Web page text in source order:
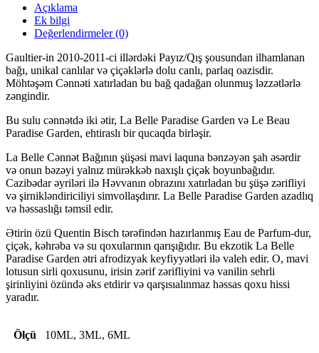
Açıklama
Ek bilgi
Değerlendirmeler (0)
Gaultier-in 2010-2011-ci illərdəki Payız/Qış şousundan ilhamlanan
bağı, unikal canlılar və çiçəklərlə dolu canlı, parlaq oazisdir.
Möhtəşəm Cənnəti xatırladan bu bağ qadağan olunmuş ləzzətlərlə
zəngindir.
Bu sulu cənnətdə iki ətir, La Belle Paradise Garden və Le Beau
Paradise Garden, ehtiraslı bir qucaqda birləşir.
La Belle Cənnət Bağının şüşəsi mavi laquna bənzəyən şah əsərdir
və onun bəzəyi yalnız mürəkkəb naxışlı çiçək boyunbağıdır.
Cazibədar əyriləri ilə Həvvanın obrazını xatırladan bu şüşə zərifliyi
və şirnikləndiriciliyi simvollaşdırır. La Belle Paradise Garden azadlıq
və həssaslığı təmsil edir.
Ətirin özü Quentin Bisch tərəfindən hazırlanmış Eau de Parfum-dur,
çiçək, kəhrəba və su qoxularının qarışığıdır. Bu ekzotik La Belle
Paradise Garden ətri afrodizyak keyfiyyətləri ilə valeh edir. O, mavi
lotusun sirli qoxusunu, irisin zərif zərifliyini və vanilin sehrli
şirinliyini özündə əks etdirir və qarşısıalınmaz həssas qoxu hissi
yaradır.
Ölçü 10ML, 3ML, 6ML